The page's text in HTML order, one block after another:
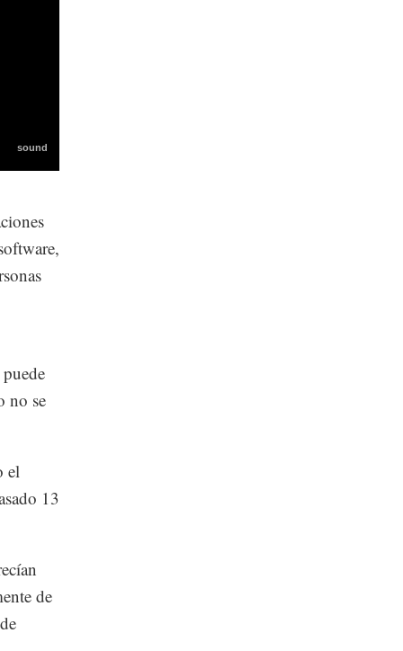
no se
el
13
de